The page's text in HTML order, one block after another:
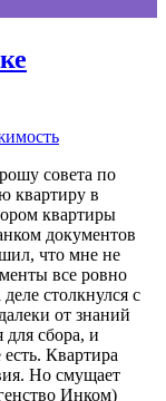
совета по
квартиру в
квартиры
документов
что мне не
все ровно
столкнулся с
от знаний
сбора, и
Квартира
Но смущает
Инком)